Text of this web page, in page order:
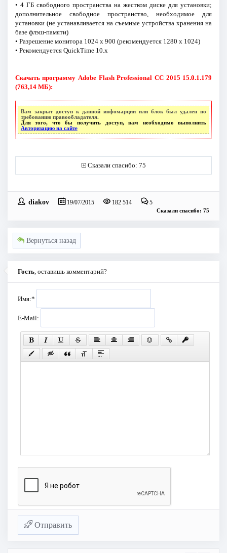
• 4 ГБ свободного пространства на жестком диске для установки;
дополнительное свободное пространство, необходимое для
установки (не устанавливается на съемные устройства хранения на
базе флэш-памяти)
• Разрешение монитора 1024 x 900 (рекомендуется 1280 x 1024)
• Рекомендуется QuickTime 10.x
Скачать программу Adobe Flash Professional CC 2015 15.0.1.179
(763,14 МБ):
Вам закрыт доступ к данной инфомарции или блок был удален по
требованию правообладателя.
Для того, что бы получить доступ, вам необходимо выполнить
Авторизацию на сайте
Сказали спасибо: 75
diakov 19/07/2015 182 514 5
Сказали спасибо: 75
Вернуться назад
Гость , оставишь комментарий?
Имя:*
E-Mail:
Отправить